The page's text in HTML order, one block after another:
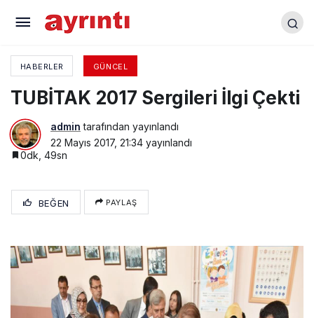
HABERLER GÜNCEL
TUBİTAK 2017 Sergileri İlgi Çekti
admin tarafından yayınlandı
22 Mayıs 2017, 21:34 yayınlandı
0dk, 49sn
BEĞEN PAYLAŞ
“Başkanlar Buluşuyor” Programı Yenişehir’de
Yapıldı